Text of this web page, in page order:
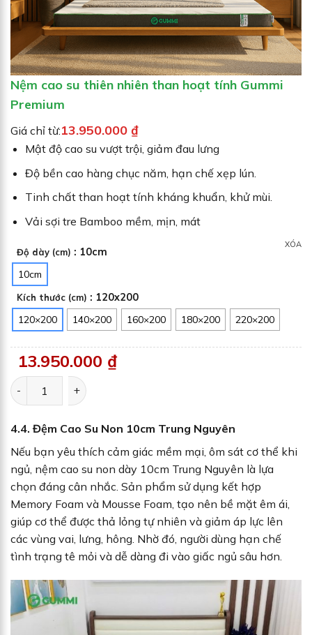
Nệm cao su thiên nhiên than hoạt tính Gummi
Premium
Giá chỉ từ:13.950.000 ₫
Mật độ cao su vượt trội, giảm đau lưng
Độ bền cao hàng chục năm, hạn chế xẹp lún.
Tinh chất than hoạt tính kháng khuẩn, khử mùi.
Vải sợi tre Bamboo mềm, mịn, mát
Độ dày (cm) : 10cm
10cm
Kích thước (cm) : 120x200
120×200
140×200 160×200 180×200 220×200
XÓA
13.950.000 ₫
Nệm cao su thiên nhiên than hoạt tính Gummi Premium số
4.4. Đệm Cao Su Non 10cm Trung Nguyên
Nếu bạn yêu thích cảm giác mềm mại, ôm sát cơ thể khi
ngủ, nệm cao su non dày 10cm Trung Nguyên là lựa
chọn đáng cân nhắc. Sản phẩm sử dụng kết hợp
Memory Foam và Mousse Foam, tạo nên bề mặt êm ái,
giúp cơ thể được thả lỏng tự nhiên và giảm áp lực lên
các vùng vai, lưng, hông. Nhờ đó, người dùng hạn chế
tình trạng tê mỏi và dễ dàng đi vào giấc ngủ sâu hơn.